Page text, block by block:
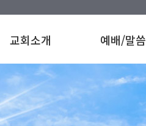
교회소개 예배/말씀